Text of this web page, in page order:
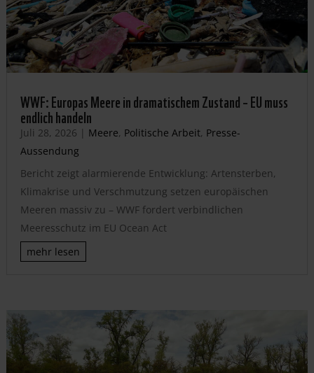
WWF: Europas Meere in dramatischem Zustand – EU muss
endlich handeln
Juli 28, 2026 | Meere, Politische Arbeit, Presse-
Aussendung
Bericht zeigt alarmierende Entwicklung: Artensterben,
Klimakrise und Verschmutzung setzen europäischen
Meeren massiv zu – WWF fordert verbindlichen
Meeresschutz im EU Ocean Act
mehr lesen